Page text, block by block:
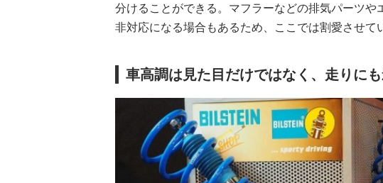
分けることができる。マフラーなどの排気パーツ
非対応になる場合もあるため、ここでは割愛させて
車高調は見た目だけではなく、走りに